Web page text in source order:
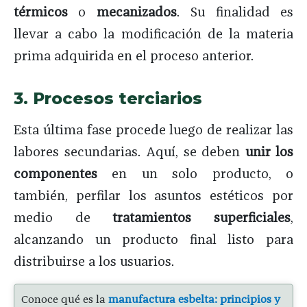
térmicos o mecanizados. Su finalidad es
llevar a cabo la modificación de la materia
prima adquirida en el proceso anterior.
3. Procesos terciarios
Esta última fase procede luego de realizar las
labores secundarias. Aquí, se deben unir los
componentes en un solo producto, o
también, perfilar los asuntos estéticos por
medio detratamientos superficiales,
alcanzando un producto final listo para
distribuirse a los usuarios.
Conoce qué es la manufactura esbelta: principios y